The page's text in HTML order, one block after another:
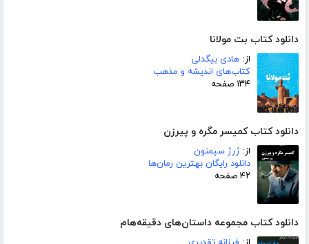
دانلود کتاب بت مولانا
از: هادی بیگدلی
کتاب‌های اندیشه و مذهب
۱۳۴ صفحه
دانلود کتاب کمیسر مگره و پیرزن
از:ژرژ سیمنون
دانلود رایگان بهترین رمان‌ها
۴۲ صفحه
دانلود کتاب مجموعه داستان‌های دقیقه‌هام